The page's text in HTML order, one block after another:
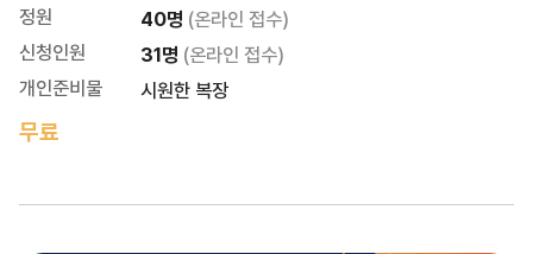
정원
40명 (온라인 접수)
신청인원
31명 (온라인 접수)
개인준비물
시원한 복장
무료